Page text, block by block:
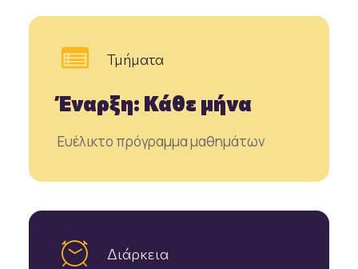
Διάρκεια
Τμήματα
Έναρξη: Κάθε μήνα
Ευέλικτο πρόγραμμα μαθημάτων